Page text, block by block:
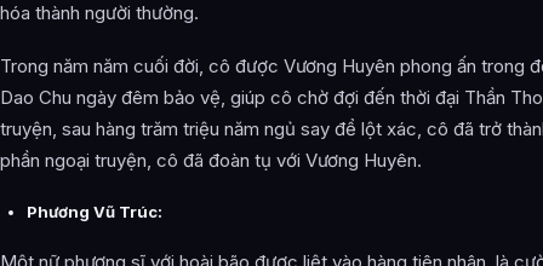
hóa thành người thường.
Trong năm năm cuối đời, cô được Vương Huyên phong ấn trong
Dao Chu ngày đêm bảo vệ, giúp cô chờ đợi đến thời đại Thần
truyện, sau hàng trăm triệu năm ngủ say để lột xác, cô đã trở
phần ngoại truyện, cô đã đoàn tụ với Vương Huyên.
Phương Vũ Trúc: